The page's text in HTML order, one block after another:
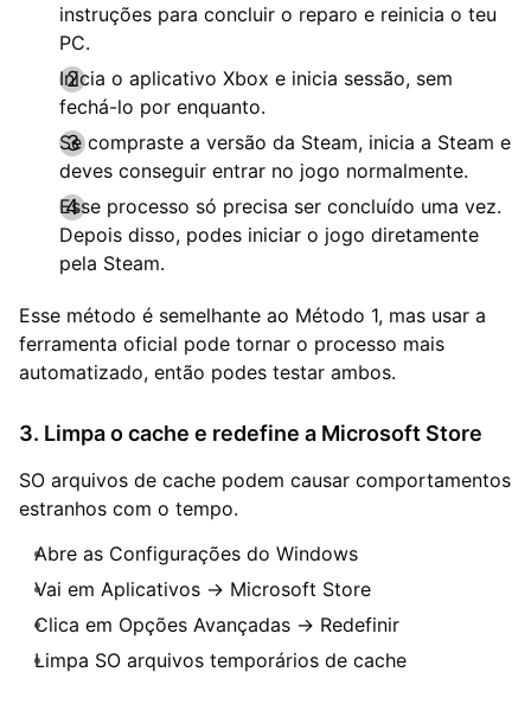
instruções para concluir o reparo e reinicia o teu
PC.
Inicia o aplicativo Xbox e inicia sessão, sem
fechá-lo por enquanto.
Se compraste a versão da Steam, inicia a Steam e
deves conseguir entrar no jogo normalmente.
Esse processo só precisa ser concluído uma vez.
Depois disso, podes iniciar o jogo diretamente
pela Steam.
Esse método é semelhante ao Método 1, mas usar a
ferramenta oficial pode tornar o processo mais
automatizado, então podes testar ambos.
3. Limpa o cache e redefine a Microsoft Store
SO arquivos de cache podem causar comportamentos
estranhos com o tempo.
Abre as Configurações do Windows
Vai em Aplicativos → Microsoft Store
Clica em Opções Avançadas → Redefinir
Limpa SO arquivos temporários de cache